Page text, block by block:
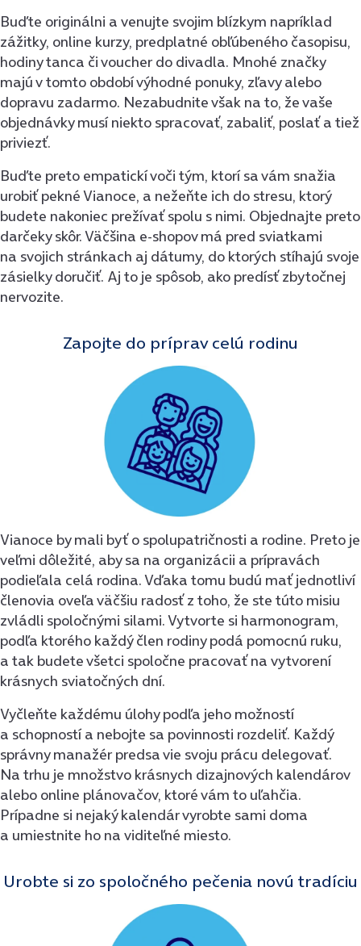
Buďte originálni a venujte svojim blízkym napríklad
zážitky, online kurzy, predplatné obľúbeného časopisu,
hodiny tanca či voucher do divadla. Mnohé značky
majú v tomto období výhodné ponuky, zľavy alebo
dopravu zadarmo. Nezabudnite však na to, že vaše
objednávky musí niekto spracovať, zabaliť, poslať a tiež
priviezť.
Buďte preto empatickí voči tým, ktorí sa vám snažia
urobiť pekné Vianoce, a nežeňte ich do stresu, ktorý
budete nakoniec prežívať spolu s nimi. Objednajte preto
darčeky skôr. Väčšina e-shopov má pred sviatkami
na svojich stránkach aj dátumy, do ktorých stíhajú svoje
zásielky doručiť. Aj to je spôsob, ako predísť zbytočnej
nervozite.
Zapojte do príprav celú rodinu
Vianoce by mali byť o spolupatričnosti a rodine. Preto je
veľmi dôležité, aby sa na organizácii a prípravách
podieľala celá rodina. Vďaka tomu budú mať jednotliví
členovia oveľa väčšiu radosť z toho, že ste túto misiu
zvládli spoločnými silami. Vytvorte si harmonogram,
podľa ktorého každý člen rodiny podá pomocnú ruku,
a tak budete všetci spoločne pracovať na vytvorení
krásnych sviatočných dní.
Vyčleňte každému úlohy podľa jeho možností
a schopností a nebojte sa povinnosti rozdeliť. Každý
správny manažér predsa vie svoju prácu delegovať.
Na trhu je množstvo krásnych dizajnových kalendárov
alebo online plánovačov, ktoré vám to uľahčia.
Prípadne si nejaký kalendár vyrobte sami doma
a umiestnite ho na viditeľné miesto.
Urobte si zo spoločného pečenia novú tradíciu